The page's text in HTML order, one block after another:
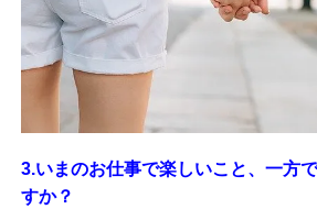
3.いまのお仕事で楽しいこと、一方
すか？